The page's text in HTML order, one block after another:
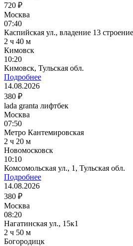
720 ₽
Москва
07:40
Каспийская ул., владение 13
2 ч 40 м
Кимовск
10:20
Кимовск, Тульская обл.
Подробнее
14.08.2026
380 ₽
lada granta лифтбек
Москва
07:50
Метро Кантемировская
2 ч 20 м
Новомосковск
10:10
Комсомольская ул., 1, Тульская обл.
Подробнее
14.08.2026
380 ₽
Москва
08:20
Нагатинская ул., 15к1
2 ч 50 м
Богородицк